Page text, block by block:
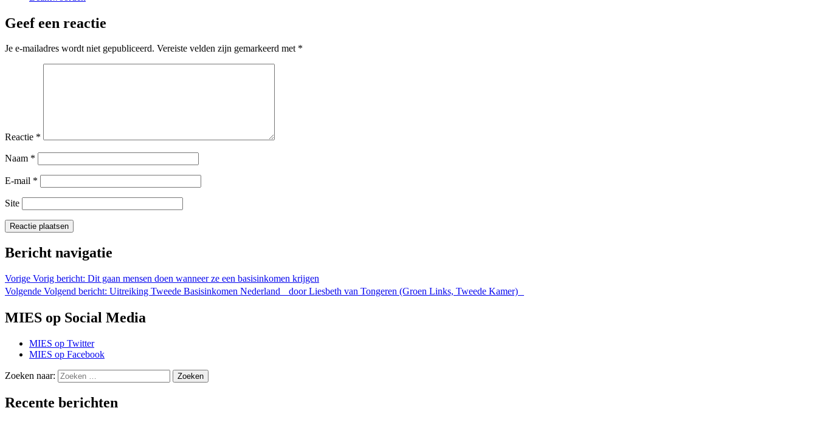
Geef een reactie
Je e-mailadres wordt niet gepubliceerd. Vereiste velden zijn gemarkeerd met *
Reactie *
Naam *
E-mail *
Site
Bericht navigatie
Vorige Vorig bericht: Dit gaan mensen doen wanneer ze een basisinkomen krijgen
Volgende Volgend bericht: Uitreiking Tweede Basisinkomen Nederland door Liesbeth van Tongeren (Groen Links, Tweede Kamer)
MIES op Social Media
MIES op Twitter
MIES op Facebook
Zoeken naar: Zoeken
Recente berichten